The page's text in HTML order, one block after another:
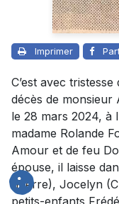
Imprimer
C’est avec
décès de
le 28 mars 2024, à
madame Rolande
Amour et de feu
épouse, il laisse
(Pierre), Jocelyn
petits-enfants